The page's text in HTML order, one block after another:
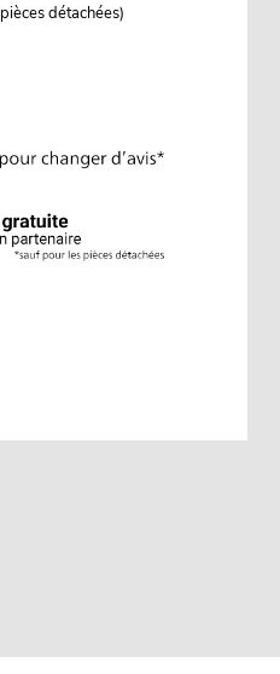
détachées)